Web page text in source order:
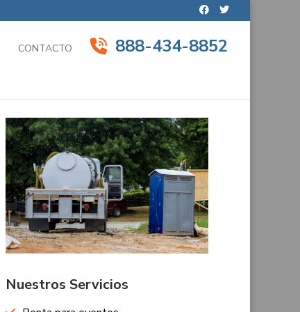
CONTACTO 888-434-8852
Nuestros Servicios